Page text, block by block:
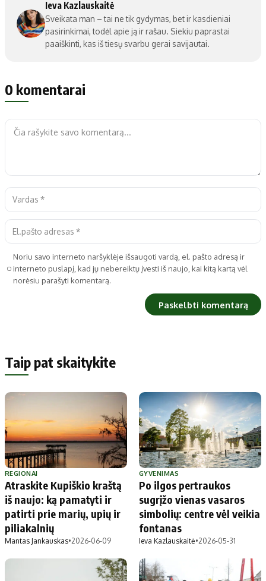
Ieva Kazlauskaitė
Sveikata man – tai ne tik gydymas, bet ir kasdieniai
pasirinkimai, todėl apie ją ir rašau. Siekiu paprastai
paaiškinti, kas iš tiesų svarbu gerai savijautai.
0 komentarai
Noriu savo interneto naršyklėje išsaugoti vardą, el. pašto adresą ir
interneto puslapį, kad jų nebereiktų įvesti iš naujo, kai kitą kartą vėl
norėsiu parašyti komentarą.
Taip pat skaitykite
REGIONAI
Atraskite Kupiškio kraštą
iš naujo: ką pamatyti ir
patirti prie marių, upių ir
piliakalnių
Mantas Jankauskas•2026-06-09
GYVENIMAS
Po ilgos pertraukos
sugrįžo vienas vasaros
simbolių: centre vėl veikia
fontanas
Ieva Kazlauskaitė•2026-05-31